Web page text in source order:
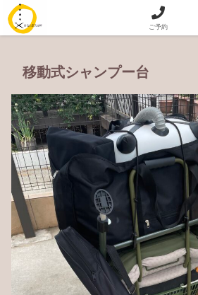
訪問美容｜出張美容 専
移動式シャンプー台
ご予約